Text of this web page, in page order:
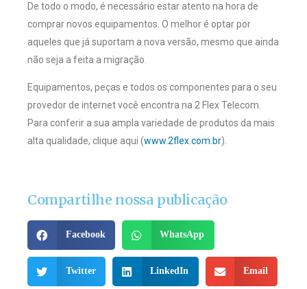
De todo o modo, é necessário estar atento na hora de
comprar novos equipamentos. O melhor é optar por
aqueles que já suportam a nova versão, mesmo que ainda
não seja a feita a migração.
Equipamentos, peças e todos os componentes para o seu
provedor de internet você encontra na 2 Flex Telecom.
Para conferir a sua ampla variedade de produtos da mais
alta qualidade, clique aqui (www.2flex.com.br).
Compartilhe nossa publicação
Facebook WhatsApp
Twitter LinkedIn Email